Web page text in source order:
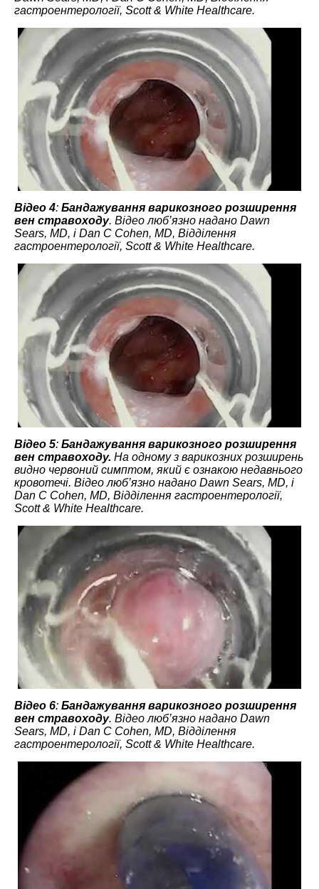
гастроентерології, Scott & White Healthcare.
Відео 4: Бандажування варикозного розширення
вен стравоходу. Відео люб’язно надано Dawn
Sears, MD, і Dan C Cohen, MD, Відділення
гастроентерології, Scott & White Healthcare.
Відео 5: Бандажування варикозного розширення
вен стравоходу. На одному з варикозних розширень
видно червоний симптом, який є ознакою недавнього
кровотечі. Відео люб’язно надано Dawn Sears, MD, і
Dan C Cohen, MD, Відділення гастроентерології,
Scott & White Healthcare.
Відео 6: Бандажування варикозного розширення
вен стравоходу. Відео люб’язно надано Dawn
Sears, MD, і Dan C Cohen, MD, Відділення
гастроентерології, Scott & White Healthcare.